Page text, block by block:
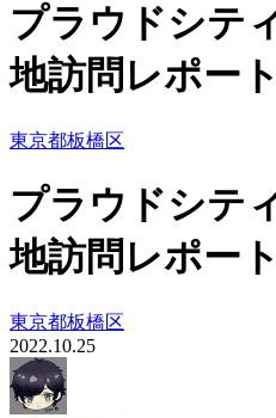
プラウドシテ
地訪問レポー
東京都板橋区
プラウドシテ
地訪問レポー
東京都板橋区
2022.10.25